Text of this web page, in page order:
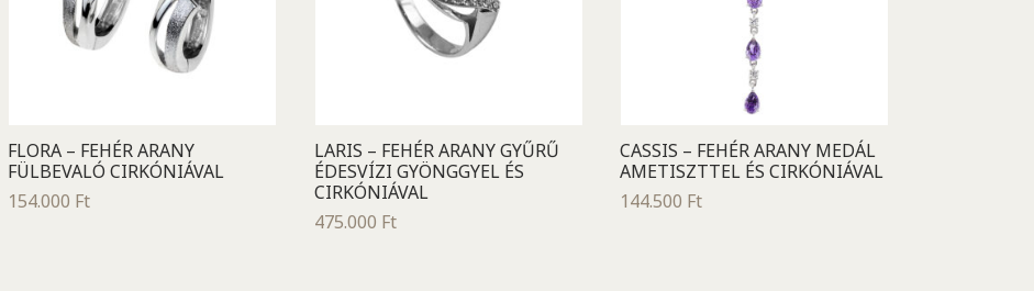
FLORA – FEHÉR ARANY
FÜLBEVALÓ CIRKÓNIÁVAL
154.000 Ft
LARIS – FEHÉR ARANY GYŰRŰ
ÉDESVÍZI GYÖNGGYEL ÉS
CIRKÓNIÁVAL
475.000 Ft
CASSIS – FEHÉR ARANY MEDÁL
AMETISZTTEL ÉS CIRKÓNIÁVAL
144.500 Ft